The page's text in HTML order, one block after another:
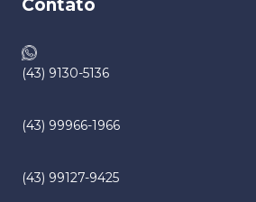
Contato
(43) 9130-5136
(43) 99966-1966
(43) 99127-9425